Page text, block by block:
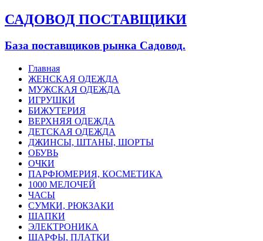
САДОВОД ПОСТАВЩИКИ
База поставщиков рынка Садовод.
Главная
ЖЕНСКАЯ ОДЕЖДА
МУЖСКАЯ ОДЕЖДА
ИГРУШКИ
БИЖУТЕРИЯ
ВЕРХНЯЯ ОДЕЖДА
ДЕТСКАЯ ОДЕЖДА
ДЖИНСЫ, ШТАНЫ, ШОРТЫ
ОБУВЬ
ОЧКИ
ПАРФЮМЕРИЯ, КОСМЕТИКА
1000 МЕЛОЧЕЙ
ЧАСЫ
СУМКИ, РЮКЗАКИ
ШАПКИ
ЭЛЕКТРОНИКА
ШАРФЫ, ПЛАТКИ